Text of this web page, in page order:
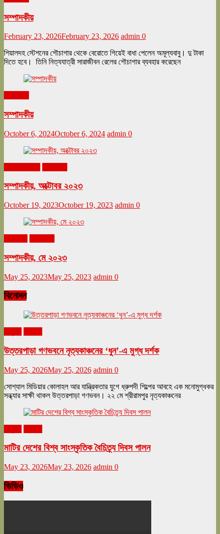
সম্পাদকীয়
February 23, 2026February 23, 2026 admin 0
শিয়ালদহ স্টেশনের শৌচাগার থেকে বেরোতে গিয়েই বাধা পেলেন অমূল্যবাবু। দু টাকা
দিতে হবে। তিনি নিত্যযাত্রী সারাজীবন রেলের শৌচাগার ব্যবহার করেছেন
সম্পাদকীয়
October 6, 2024October 6, 2024 admin 0
সম্পাদকীয়, অক্টোবর ২০২৩
October 19, 2023October 19, 2023 admin 0
সম্পাদকীয়, মে ২০২৩
May 25, 2023May 25, 2023 admin 0
বিনোদন
উত্তরপাড়া গণভবনে নৃত্যকাঞ্চনের ‘ধুন’-এ মুগ্ধ দর্শক
May 25, 2026May 25, 2026 admin 0
সোশ্যাল মিডিয়ার কোলাহল আর যান্ত্রিকতার যুগে ধ্রুপদী শিল্পের আবহে এক মনোমুগ্ধকর
সন্ধ্যার সাক্ষী থাকল উত্তরপাড়া গণভবন। ২২ মে শ্রীরামপুর নৃত্যকাঞ্চনের
মাটির দেশের বিশ্ব সাংস্কৃতিক বৈচিত্র্য দিবস পালন
May 23, 2026May 23, 2026 admin 0
ভিডিও